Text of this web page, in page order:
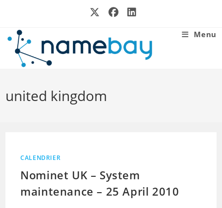
Menu
united kingdom
CALENDRIER
Nominet UK – System
maintenance – 25 April 2010